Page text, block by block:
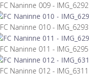
FC Naninne 009 - IMG_6292
FC Naninne 010 - IMG_6293
FC Naninne 011 - IMG_6295
FC Naninne 012 - IMG_6311